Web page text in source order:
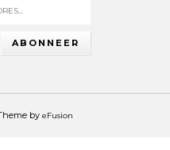
ABONNEER
by eFusion